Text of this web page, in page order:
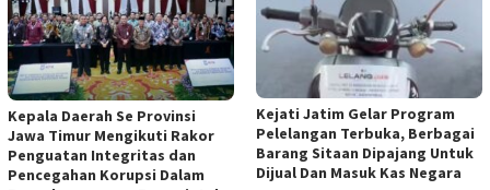
Kepala Daerah Se Provinsi
Jawa Timur Mengikuti Rakor
Penguatan Integritas dan
Pencegahan Korupsi Dalam
Kejati Jatim Gelar Program
Pelelangan Terbuka, Berbagai
Barang Sitaan Dipajang Untuk
Dijual Dan Masuk Kas Negara